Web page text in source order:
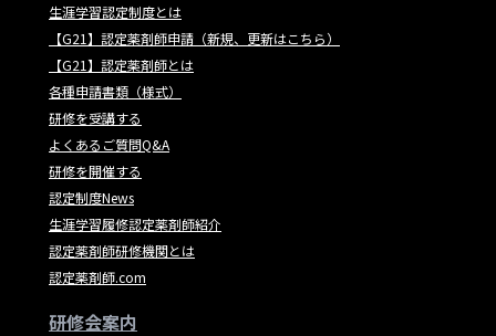
生涯学習認定制度とは
【G21】認定薬剤師申請（新規、更新はこちら）
【G21】認定薬剤師とは
各種申請書類（様式）
研修を受講する
よくあるご質問Q&A
研修を開催する
認定制度News
生涯学習履修認定薬剤師紹介
認定薬剤師研修機関とは
認定薬剤師.com
研修会案内